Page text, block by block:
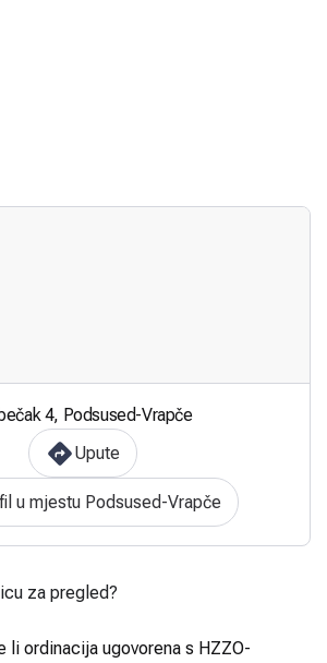
4, Podsused-Vrapče
Upute
u mjestu Podsused-Vrapče
za pregled?
li ordinacija ugovorena s HZZO-